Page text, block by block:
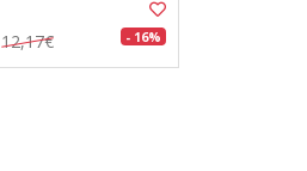
12,17€ - 16%